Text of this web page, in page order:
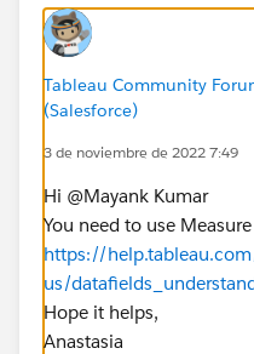
Tableau Community
(Salesforce)
3 de noviembre de 2022 7:49
Hi @Mayank Kumar​
You need to use
https://
us/
Hope it helps,
Anastasia